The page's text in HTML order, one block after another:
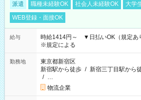
派遣 職種未経験OK 社会人未経験OK 大学
WEB登録・面接OK
給与
時給1414円～ ▼日払いOK（規定
※規定による
勤務地
東京都新宿区
新宿駅から徒歩 / 新宿三丁目駅から
/ …
物流企業